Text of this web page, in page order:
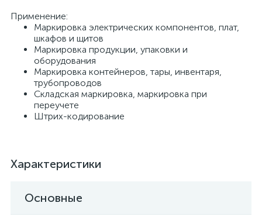
Применение:
Маркировка электрических компонентов, плат,
шкафов и щитов
Маркировка продукции, упаковки и
оборудования
Маркировка контейнеров, тары, инвентаря,
трубопроводов
Складская маркировка, маркировка при
переучете
Штрих-кодирование
Характеристики
Основные